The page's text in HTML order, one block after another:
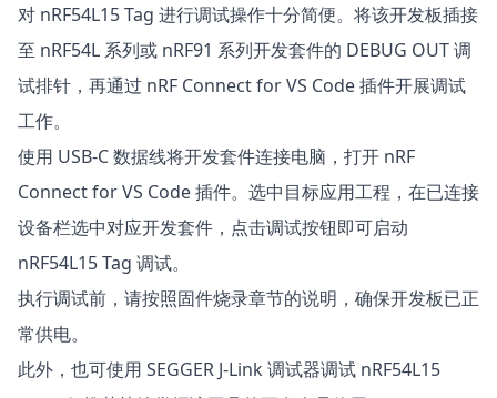
对 nRF54L15 Tag 进行调试操作十分简便。将该开发板插接
至 nRF54L 系列或 nRF91 系列开发套件的 DEBUG OUT 调
试排针，再通过 nRF Connect for VS Code 插件开展调试
工作。
使用 USB‑C 数据线将开发套件连接电脑，打开 nRF
Connect for VS Code 插件。选中目标应用工程，在已连接
设备栏选中对应开发套件，点击调试按钮即可启动
nRF54L15 Tag 调试。
执行调试前，请按照固件烧录章节的说明，确保开发板已正
常供电。
此外，也可使用 SEGGER J‑Link 调试器调试 nRF54L15